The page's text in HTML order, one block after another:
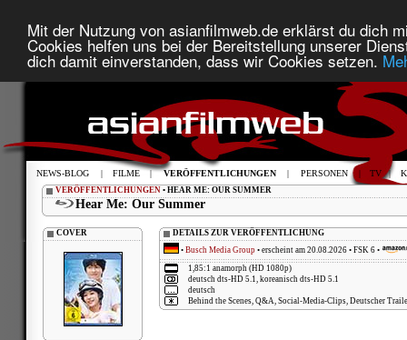
Mit der Nutzung von asianfilmweb.de erklärst du dich
Cookies helfen uns bei der Bereitstellung unserer
dich damit einverstanden, dass wir Cookies setzen.
NEWS-BLOG | FILME | VERÖFFENTLICHUNGEN | PERSONEN | TV |
VERÖFFENTLICHUNGEN • HEAR ME: OUR SUMMER
Hear Me: Our Summer
COVER
DETAILS ZUR VERÖFFENTLICHUNG
• Busch Media Group • erscheint am 20.08.2026 • FSK 6 •
1,85:1 anamorph (HD 1080p)
deutsch dts-HD 5.1, koreanisch dts-HD 5.1
deutsch
Behind the Scenes, Q&A, Social-Media-Clips, Deutscher